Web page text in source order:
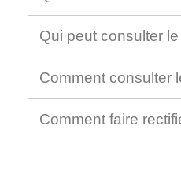
Qui peut consulter
Comment consulter
Comment faire